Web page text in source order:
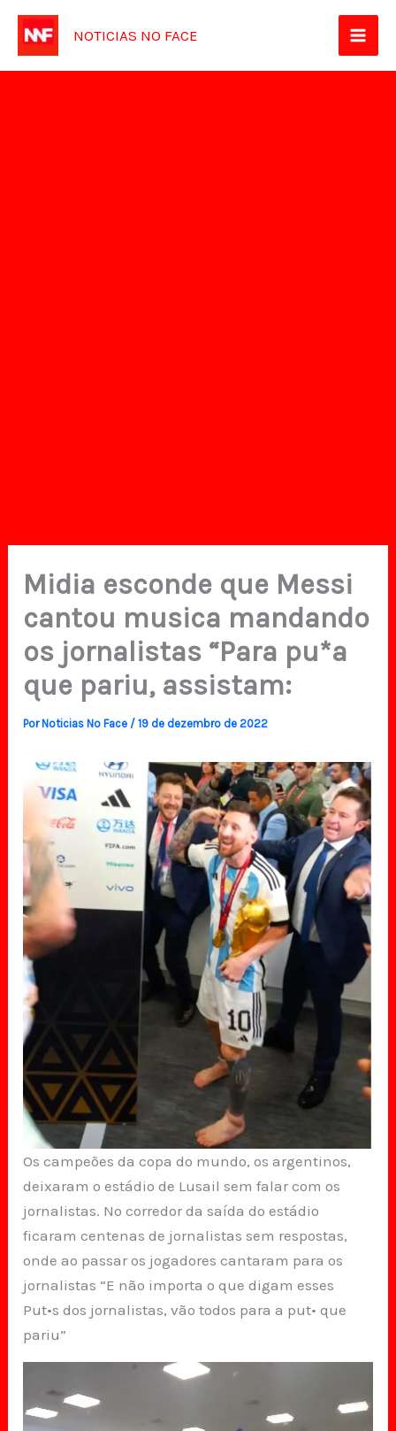
para
NOTICIAS NO FACE
Midia esconde que Messi
cantou musica mandando
os jornalistas “Para pu*a
que pariu, assistam:
PorNoticias No Face /19 de dezembro de 2022
Os campeões da copa do mundo, os argentinos,
deixaram o estádio de Lusail sem falar com os
jornalistas. No corredor da saída do estádio
ficaram centenas de jornalistas sem respostas,
onde ao passar os jogadores cantaram para os
jornalistas “E não importa o que digam esses
Put•s dos jornalistas, vão todos para a put• que
pariu”